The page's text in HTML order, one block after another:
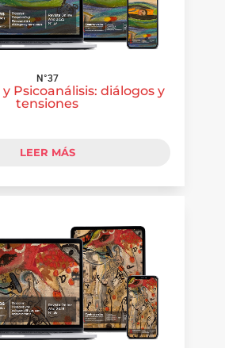
N°37
Psicoanálisis: diálogos y
tensiones
LEER MÁS